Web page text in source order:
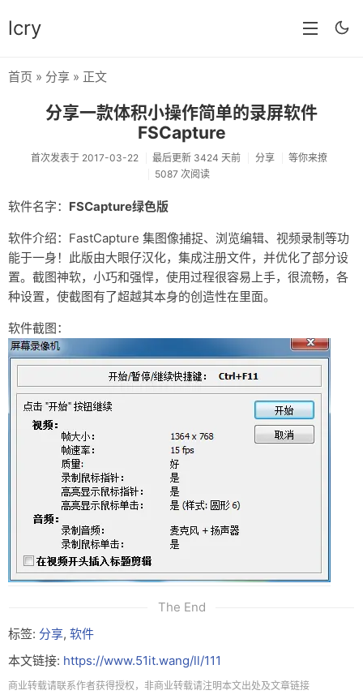
lcry
分类
分享
生活
AI
友链
首页 » 分享 » 正文
分享一款体积小操作简单的录屏软件
FSCapture
首次发表于 2017-03-22 最后更新 3424 天前 分享
等你来撩
5087 次阅读
软件名字： FSCapture绿色版
软件介绍：FastCapture 集图像捕捉、浏览编辑、视频录制等功
能于一身！此版由大眼仔汉化，集成注册文件，并优化了部分设
置。截图神软，小巧和强悍，使用过程很容易上手，很流畅，各
种设置，使截图有了超越其本身的创造性在里面。
软件截图：
The End
标签: 分享, 软件
本文链接: https://www.51it.wang/ll/111
商业转载请联系作者获得授权，非商业转载请注明本文出处及文章链接